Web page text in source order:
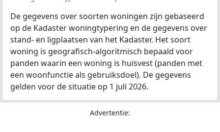
De gegevens over soorten woningen zijn gebaseerd
op de Kadaster woningtypering en de gegevens over
stand- en ligplaatsen van het Kadaster. Het soort
woning is geografisch-algoritmisch bepaald voor
panden waarin een woning is huisvest (panden met
een woonfunctie als gebruiksdoel). De gegevens
gelden voor de situatie op 1 juli 2026.
Advertentie: